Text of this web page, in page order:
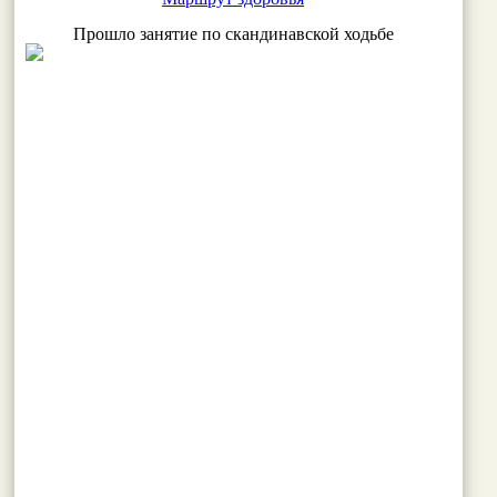
Прошло занятие по скандинавской ходьбе